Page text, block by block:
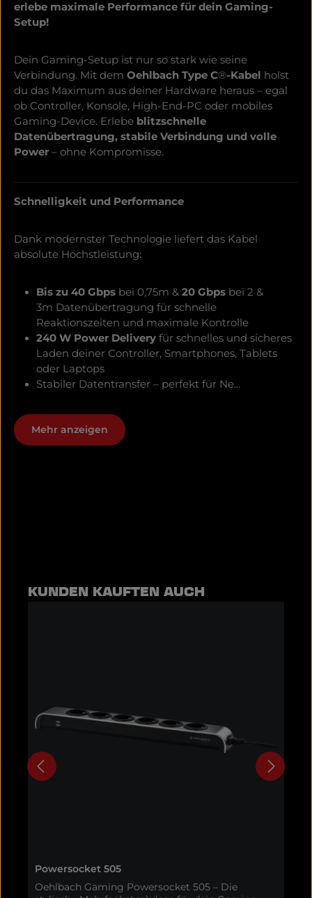
erlebe maximale Performance für dein Gaming-
Setup!
Dein Gaming-Setup ist nur so stark wie seine
Verbindung. Mit dem Oehlbach Type C®-Kabel holst
du das Maximum aus deiner Hardware heraus – egal
ob Controller, Konsole, High-End-PC oder mobiles
Gaming-Device. Erlebe blitzschnelle
Datenübertragung, stabile Verbindung und volle
Power – ohne Kompromisse.
Schnelligkeit und Performance
Dank modernster Technologie liefert das Kabel
absolute Höchstleistung:
Bis zu 40 Gbps bei 0,75m & 20 Gbps bei 2 &
3m Datenübertragung für schnelle
Reaktionszeiten und maximale Kontrolle
240 W Power Delivery für schnelles und sicheres
Laden deiner Controller, Smartphones, Tablets
oder Laptops
Stabiler Datentransfer – perfekt für Ne...
Mehr anzeigen
Produktgalerie überspringen
KUNDEN KAUFTEN AUCH
Powersocket 505
Oehlbach Gaming Powersocket 505 – Die